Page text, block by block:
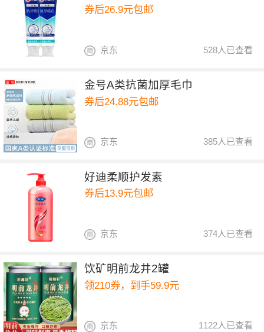
券后26.9元包邮
528人已查看
京东
金号A类抗菌加厚毛巾
券后24.88元包邮
385人已查看
京东
好迪柔顺护发素
券后13.9元包邮
374人已查看
京东
饮矿明前龙井2罐
领210券，到手59.9元
1122人已查看
京东